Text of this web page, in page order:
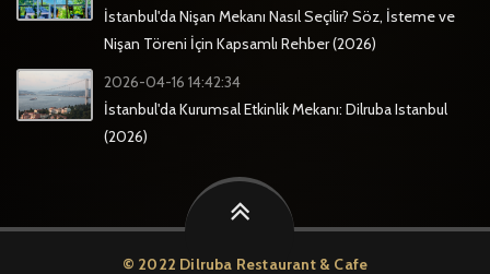
İstanbul'da Nişan Mekanı Nasıl Seçilir? Söz, İsteme ve
Nişan Töreni İçin Kapsamlı Rehber (2026)
2026-04-16 14:42:34
İstanbul'da Kurumsal Etkinlik Mekanı: Dilruba Istanbul
(2026)
© 2022 Dilruba Restaurant & Cafe